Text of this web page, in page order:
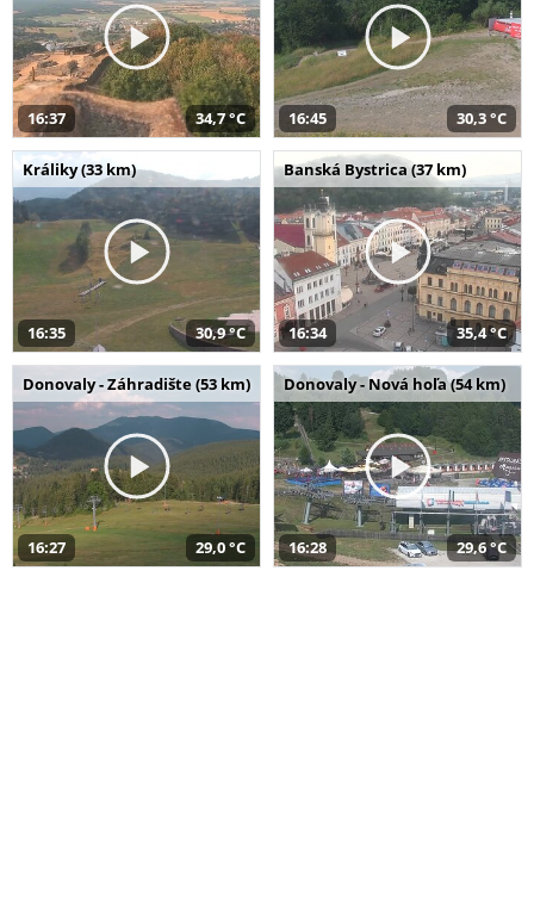
16:37 34,7 °C 16:45 30,3 °C
Králiky (33 km)
16:35 30,9 °C
Banská Bystrica (37 km)
16:34 35,4 °C
Donovaly - Záhradište (53 km)
16:27 29,0 °C
Donovaly - Nová hoľa (54 km)
16:28 29,6 °C